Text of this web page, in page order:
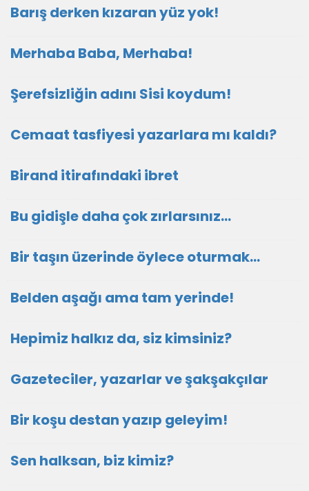
Barış derken kızaran yüz yok!
Merhaba Baba, Merhaba!
Şerefsizliğin adını Sisi koydum!
Cemaat tasfiyesi yazarlara mı kaldı?
Birand itirafındaki ibret
Bu gidişle daha çok zırlarsınız…
Bir taşın üzerinde öylece oturmak…
Belden aşağı ama tam yerinde!
Hepimiz halkız da, siz kimsiniz?
Gazeteciler, yazarlar ve şakşakçılar
Bir koşu destan yazıp geleyim!
Sen halksan, biz kimiz?